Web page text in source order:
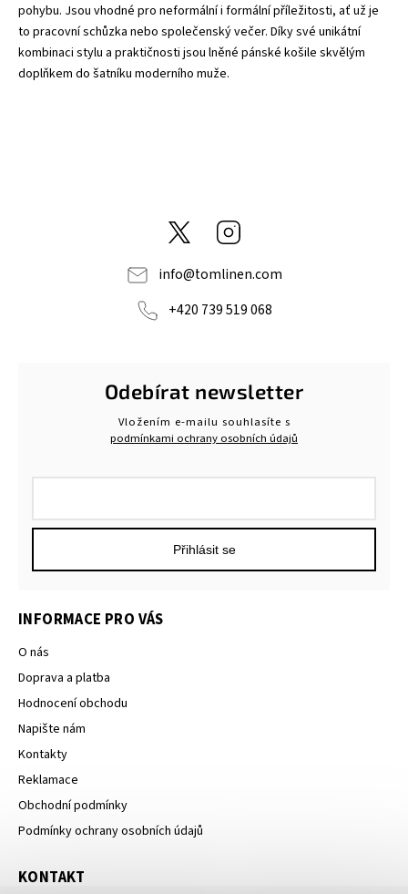
pohybu. Jsou vhodné pro neformální i formální příležitosti, ať už je
to pracovní schůzka nebo společenský večer. Díky své unikátní
kombinaci stylu a praktičnosti jsou lněné pánské košile skvělým
doplňkem do šatníku moderního muže.
@tom_linen
info@tomlinen.com
+420 739 519 068
INFORMACE PRO VÁS
O nás
Doprava a platba
Hodnocení obchodu
Napište nám
Kontakty
Reklamace
Obchodní podmínky
Podmínky ochrany osobních údajů
Odebírat newsletter
Vložením e-mailu souhlasíte s
podmínkami ochrany osobních údajů
Přihlásit se
KONTAKT